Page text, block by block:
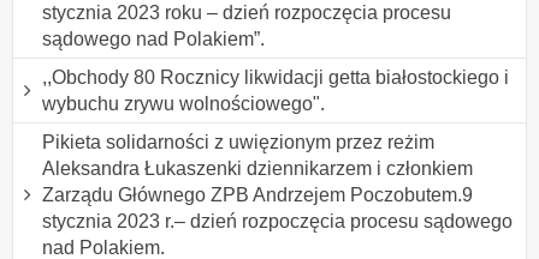
stycznia 2023 roku – dzień rozpoczęcia procesu
sądowego nad Polakiem”.
,,Obchody 80 Rocznicy likwidacji getta białostockiego i
wybuchu zrywu wolnościowego".
Pikieta solidarności z uwięzionym przez reżim
Aleksandra Łukaszenki dziennikarzem i członkiem
Zarządu Głównego ZPB Andrzejem Poczobutem.9
stycznia 2023 r.– dzień rozpoczęcia procesu sądowego
nad Polakiem.